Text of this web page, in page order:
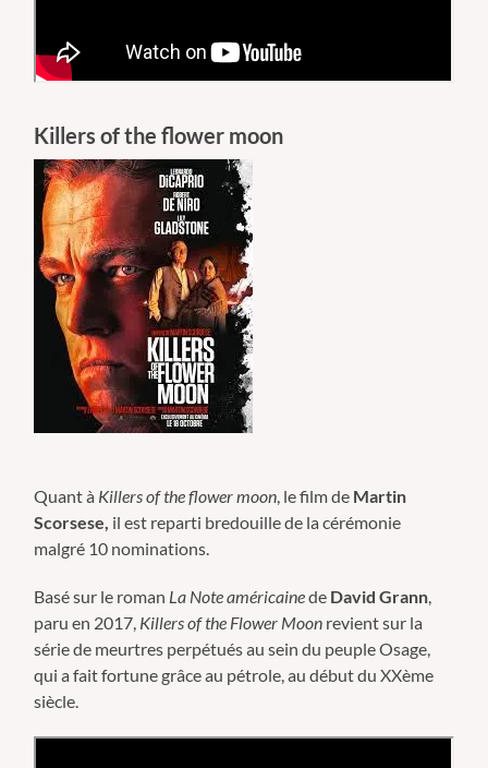
Killers of the flower moon
Quant à Killers of the flower moon , le film de Martin
Scorsese, il est reparti bredouille de la cérémonie
malgré 10 nominations.
Basé sur le roman La Note américainede David Grann
paru en 2017, Killersof the Flower Moon revient sur la
série de meurtres perpétués au sein du peuple Osage,
qui a fait fortune grâce au pétrole, au début du XXème
siècle.